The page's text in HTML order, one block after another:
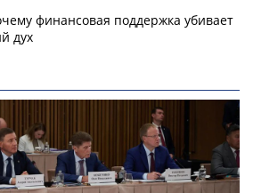
финансовая поддержка убивает
дух